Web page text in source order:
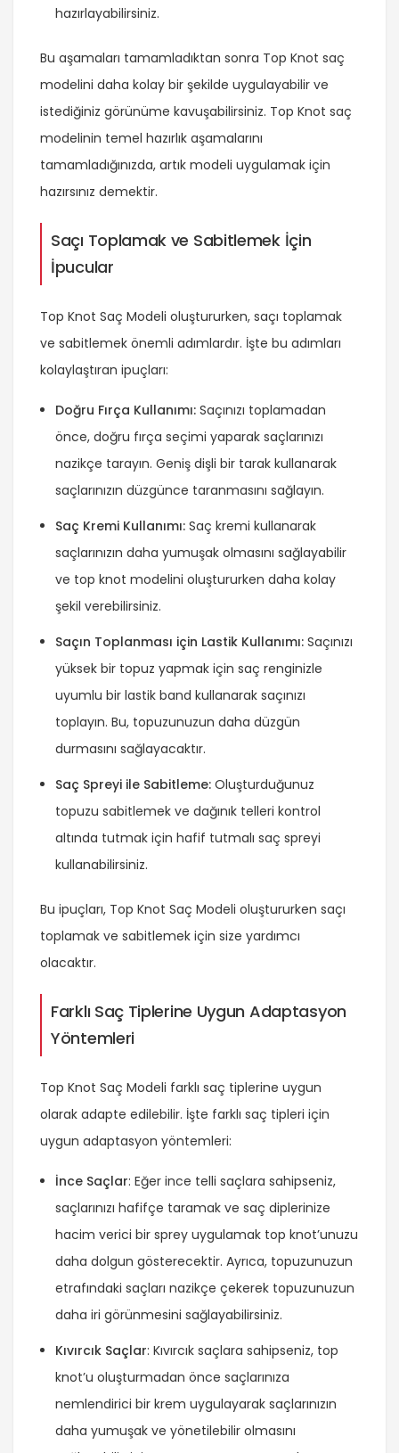
hazırlayabilirsiniz.
Bu aşamaları tamamladıktan sonra Top Knot saç
modelini daha kolay bir şekilde uygulayabilir ve
istediğiniz görünüme kavuşabilirsiniz. Top Knot saç
modelinin temel hazırlık aşamalarını
tamamladığınızda, artık modeli uygulamak için
hazırsınız demektir.
Saçı Toplamak ve Sabitlemek İçin
İpucular
Top Knot Saç Modeli oluştururken, saçı toplamak
ve sabitlemek önemli adımlardır. İşte bu adımları
kolaylaştıran ipuçları:
Doğru Fırça Kullanımı: Saçınızı toplamadan
önce, doğru fırça seçimi yaparak saçlarınızı
nazikçe tarayın. Geniş dişli bir tarak kullanarak
saçlarınızın düzgünce taranmasını sağlayın.
Saç Kremi Kullanımı: Saç kremi kullanarak
saçlarınızın daha yumuşak olmasını sağlayabilir
ve top knot modelini oluştururken daha kolay
şekil verebilirsiniz.
Saçın Toplanması için Lastik Kullanımı: Saçınızı
yüksek bir topuz yapmak için saç renginizle
uyumlu bir lastik band kullanarak saçınızı
toplayın. Bu, topuzunuzun daha düzgün
durmasını sağlayacaktır.
Saç Spreyi ile Sabitleme: Oluşturduğunuz
topuzu sabitlemek ve dağınık telleri kontrol
altında tutmak için hafif tutmalı saç spreyi
kullanabilirsiniz.
Bu ipuçları, Top Knot Saç Modeli oluştururken saçı
toplamak ve sabitlemek için size yardımcı
olacaktır.
Farklı Saç Tiplerine Uygun Adaptasyon
Yöntemleri
Top Knot Saç Modeli farklı saç tiplerine uygun
olarak adapte edilebilir. İşte farklı saç tipleri için
uygun adaptasyon yöntemleri:
İnce Saçlar: Eğer ince telli saçlara sahipseniz,
saçlarınızı hafifçe taramak ve saç diplerinize
hacim verici bir sprey uygulamak top knot’unuzu
daha dolgun gösterecektir. Ayrıca, topuzunuzun
etrafındaki saçları nazikçe çekerek topuzunuzun
daha iri görünmesini sağlayabilirsiniz.
Kıvırcık Saçlar: Kıvırcık saçlara sahipseniz, top
knot’u oluşturmadan önce saçlarınıza
nemlendirici bir krem uygulayarak saçlarınızın
daha yumuşak ve yönetilebilir olmasını